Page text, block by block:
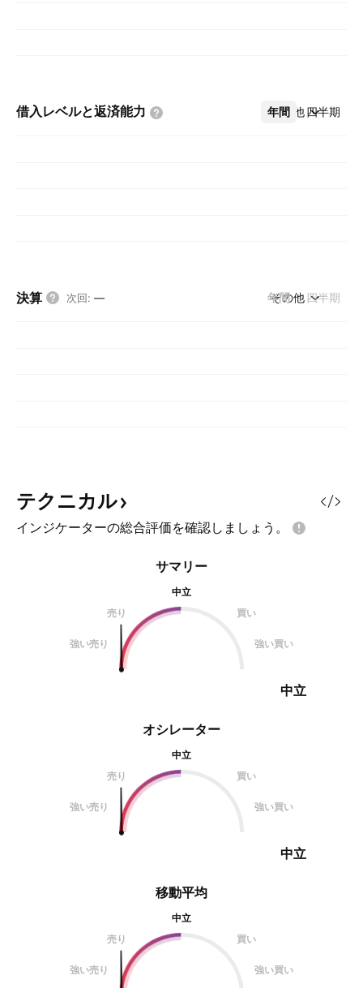
借入レベルと返済能力 年間 四半期
その他
決算 次回: — 年間 四半期
その他
テクニカル
インジケーターの総合評価を確認しましょう。
オシレーター
中立
売り
買い
強い売り 強い買い
中立
サマリー
中立
売り
買い
強い売り 強い買い
中立
移動平均
中立
売り
買い
強い売り 強い買い